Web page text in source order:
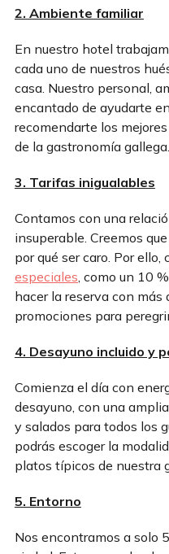
2. Ambiente familiar
En nuestro hotel
cada uno de nuestros
casa. Nuestro personal,
encantado de ayudarte
recomendarte los
de la gastronomía gallega.
3. Tarifas inigualables
Contamos con una
insuperable. Creemos
por qué ser caro. Por ello,
especiales, como un 10
hacer la reserva con
promociones para
4. Desayuno incluido y
Comienza el día con
desayuno, con una
y salados para todos los
podrás escoger la
platos típicos de nuestra
5. Entorno
Nos encontramos a solo